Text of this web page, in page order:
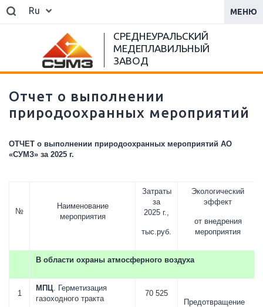
Ru МЕНЮ
СРЕДНЕУРАЛЬСКИЙ
МЕДЕПЛАВИЛЬНЫЙ
ЗАВОД
Отчет о выполнении
природоохранных мероприятий
ОТЧЕТ о выполнении природоохранных мероприятий АО
«СУМЗ» за 2025 г.
№
Наименование
мероприятия
Затраты
за
2025 г.,
тыс.руб.
Экологический
эффект
от внедрения
мероприятия
В области охраны атмосферного воздуха
1
МПЦ. Герметизация
газоходного тракта
70 525
Предотвращение